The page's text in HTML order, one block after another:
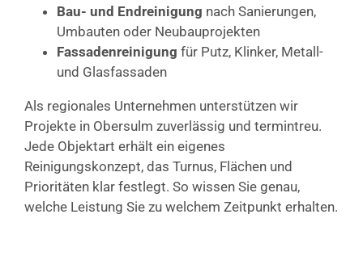
Bau- und Endreinigung nach Sanierungen,
Umbauten oder Neubauprojekten
Fassadenreinigung für Putz, Klinker, Metall-
und Glasfassaden
Als regionales Unternehmen unterstützen wir
Projekte in Obersulm zuverlässig und termintreu.
Jede Objektart erhält ein eigenes
Reinigungskonzept, das Turnus, Flächen und
Prioritäten klar festlegt. So wissen Sie genau,
welche Leistung Sie zu welchem Zeitpunkt erhalten.